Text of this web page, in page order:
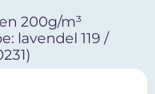
200g/m³
lavendel 119 /